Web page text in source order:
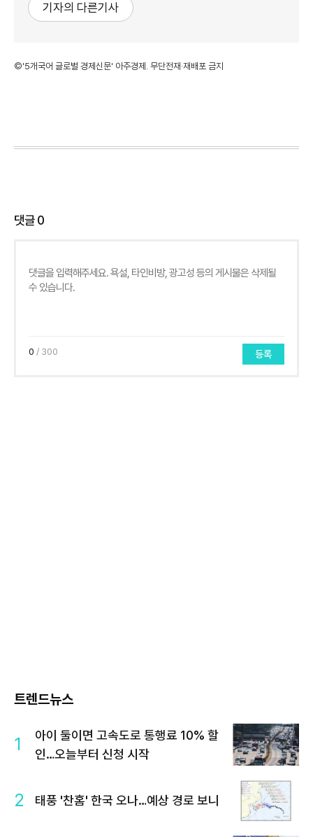
기자의 다른기사
©'5개국어 글로벌 경제신문' 아주경제. 무단전재·재배포 금지
댓글0
0 / 300 등록
트렌드뉴스
1
아이 둘이면 고속도로 통행료 10% 할
인…오늘부터 신청 시작
2 태풍 '찬홈' 한국 오나…예상 경로 보니